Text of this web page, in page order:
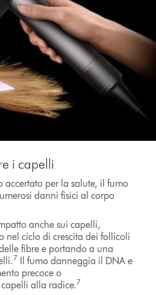
i capelli
accertato per la salute, il fumo
danni fisici al corpo
anche sui capelli,
nel ciclo di crescita dei follicoli
fibre e portando a una
7 Il fumo danneggia il DNA e
precoce o
alla radice. 7